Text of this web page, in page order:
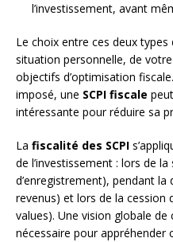
l’investissement, avant
Le choix entre ces deux types
situation personnelle, de
objectifs d’optimisation
imposé, une SCPI fiscale
intéressante pour réduire sa
La fiscalité des SCPI
de l’investissement : lors de
d’enregistrement), pendant
revenus) et lors de la cession
values). Une vision globale
nécessaire pour appréhender